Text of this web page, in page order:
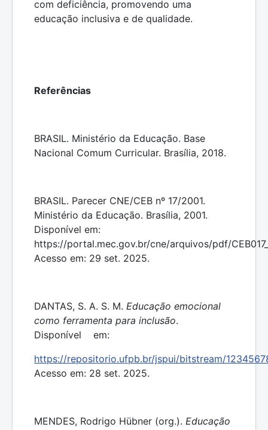
com deficiência, promovendo uma
educação inclusiva e de qualidade.
Referências
BRASIL. Ministério da Educação. Base
Nacional Comum Curricular. Brasília, 2018.
BRASIL. Parecer CNE/CEB nº 17/2001.
Ministério da Educação. Brasília, 2001.
Disponível em:
https://portal.mec.gov.br/cne/arquivos/pdf/
Acesso em: 29 set. 2025.
DANTAS, S. A. S. M. Educação emocional
como ferramenta para inclusão.
Disponível em:
https://repositorio.ufpb.br/jspui/bitstream/
Acesso em: 28 set. 2025.
MENDES, Rodrigo Hübner (org.). Educação